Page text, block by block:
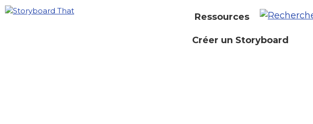
Ressources
Créer un Storyboard